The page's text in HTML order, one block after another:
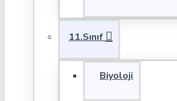
11.Sınıf
Biyoloji